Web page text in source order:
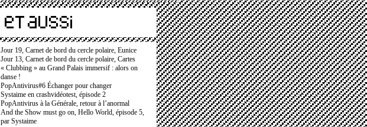
Jour 19, Carnet de bord du cercle polaire, Eunice
Jour 13, Carnet de bord du cercle polaire, Cartes
« Clubbing » au Grand Palais immersif : alors on
danse !
PopAntivirus#6 Échanger pour changer
Systaime en crashvidéotest, épisode 2
PopAntivirus à la Générale, retour à l’anormal
And the Show must go on, Hello World, épisode 5,
par Systaime